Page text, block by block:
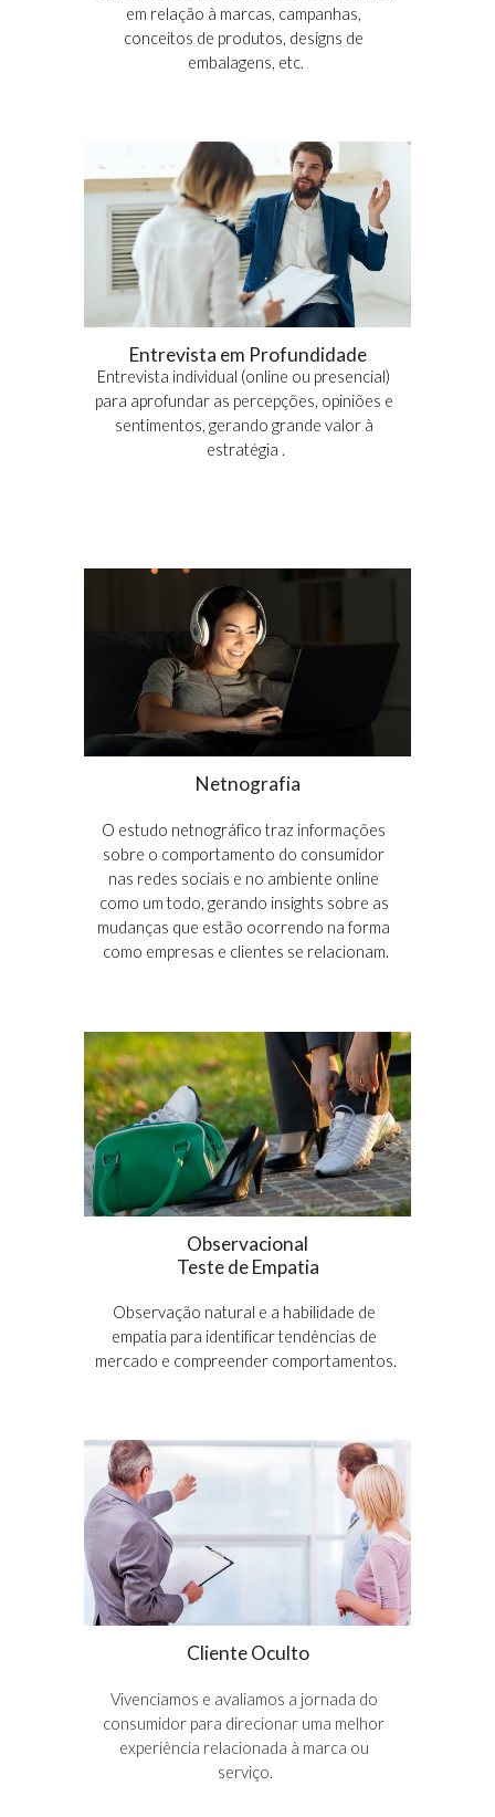
em relação à marcas, campanhas,
conceitos de produtos, designs de
embalagens, etc.
Entrevista em Profundidade
Entrevista individual (online ou presencial)
para aprofundar as percepções, opiniões e
sentimentos, gerando grande valor à
estratégia .
Netnografia
O estudo netnográfico traz informações
sobre o comportamento do consumidor
nas redes sociais e no ambiente online
como um todo, gerando insights sobre as
mudanças que estão ocorrendo na forma
como empresas e clientes se relacionam.
Observacional
Teste de Empatia
Observação natural e a habilidade de
empatia para identificar tendências de
mercado e compreender comportamentos.
Cliente Oculto
Vivenciamos e avaliamos a jornada do
consumidor para direcionar uma melhor
experiência relacionada à marca ou
serviço.